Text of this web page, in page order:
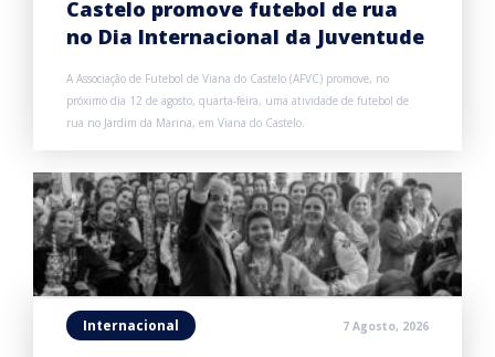
Castelo promove futebol de rua
no Dia Internacional da Juventude
A Associação de Futebol de Viana do Castelo (AFVC) promove, no
próximo dia 12 de agosto, quarta-feira, uma atividade de futebol de
rua no Jardim da Marina, em Viana do Castelo.
Internacional 7 Agosto, 2026